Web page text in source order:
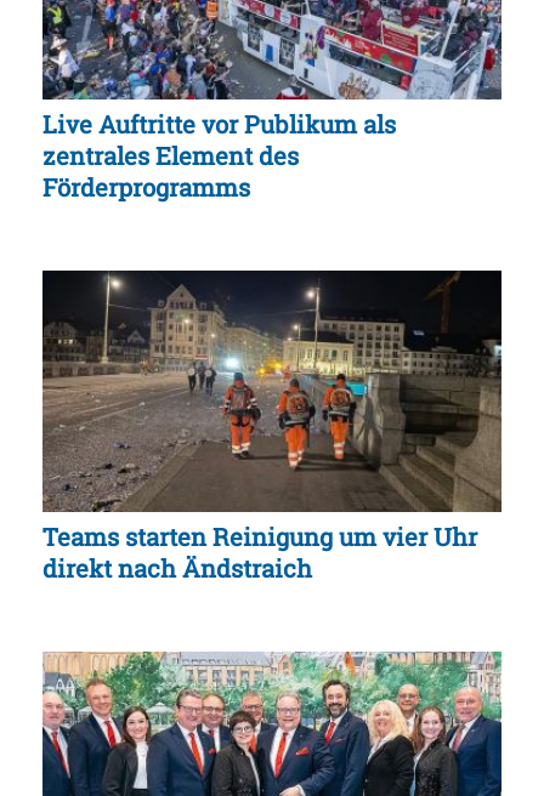
Live Auftritte vor Publikum als
zentrales Element des
Förderprogramms
Teams starten Reinigung um vier Uhr
direkt nach Ändstraich